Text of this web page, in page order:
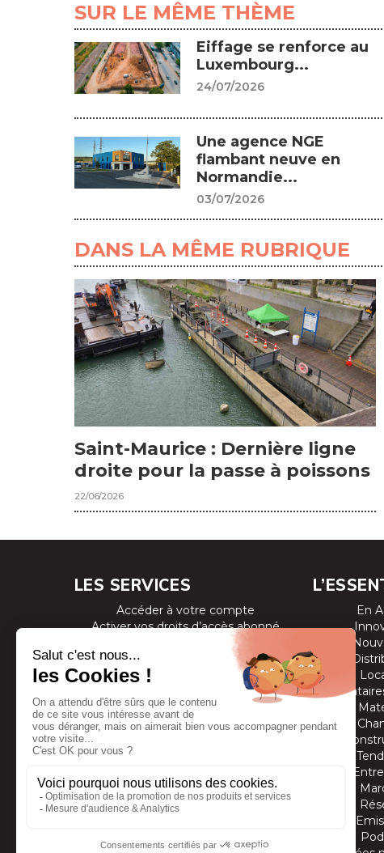
SUR LE MÊME THÈME
Eiffage se renforce au
Luxembourg...
24/07/2026
Une agence NGE
flambant neuve en
Normandie...
03/07/2026
DANS LA MÊME RUBRIQUE
Saint-Maurice : Dernière ligne
droite pour la passe à poissons
22/06/2026
LES SERVICES
Accéder à votre compte
Activer vos droits d’accès abonné
Consulter les magazines
S’inscrire aux newsletters
Devenir annonceur
Se connecter à l’extranet annonceur
Nous contacter
En